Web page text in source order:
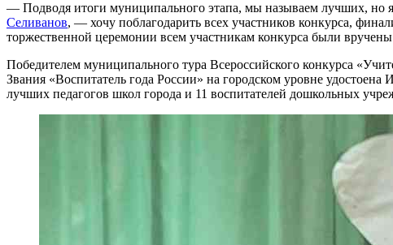
— Подводя итоги муниципального этапа, мы называем лучших, но
Селиванов, — хочу поблагодарить всех участников конкурса,
торжественной церемонии всем участникам конкурса были
Победителем муниципального тура Всероссийского конкурса
Звания «Воспитатель года России» на городском уровне
лучших педагогов школ города и 11 воспитателей дошкольных